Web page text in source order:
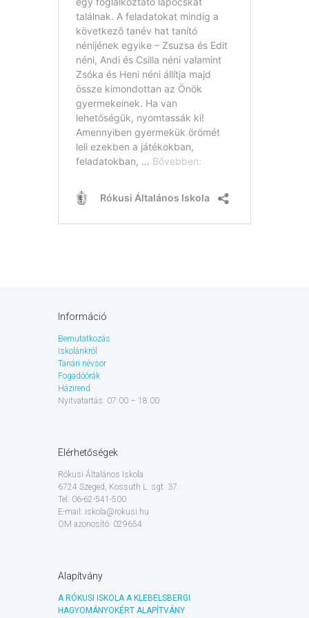
Információ
Bemutatkozás
Iskolánkról
Tanári névsor
Fogadóórák
Házirend
Nyitvatartás: 07:00 – 18:00
Elérhetőségek
Rókusi Általános Iskola
6724 Szeged, Kossuth L. sgt. 37.
Tel: 06-62-541-500
E-mail: iskola@rokusi.hu
OM azonosító: 029654
Alapítvány
A RÓKUSI ISKOLA A KLEBELSBERGI
HAGYOMÁNYOKÉRT ALAPÍTVÁNY